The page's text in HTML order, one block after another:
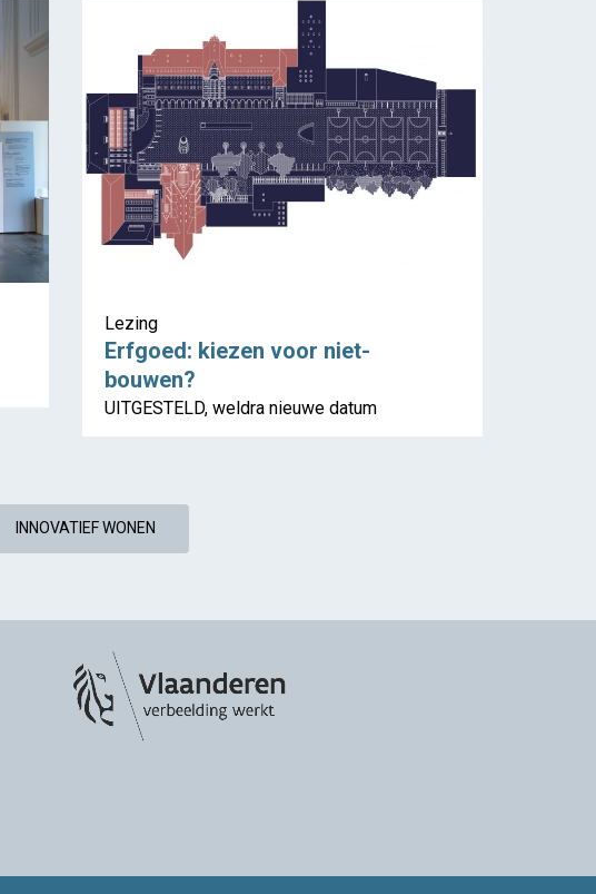
Lezing
Erfgoed: kiezen voor niet-
bouwen?
UITGESTELD, weldra nieuwe datum
INNOVATIEF WONEN